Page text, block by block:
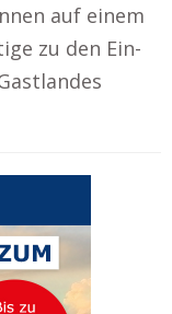
auf einem
zu den Ein-